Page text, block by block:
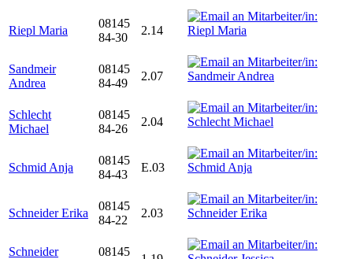
Riepl Maria
08145
84-30
2.14
Sandmeir
Andrea
08145
84-49
2.07
Schlecht
Michael
08145
84-26
2.04
Schmid Anja
08145
84-43
E.03
Schneider Erika
08145
84-22
2.03
Schneider
08145